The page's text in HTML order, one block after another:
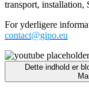
transport, installation,
For yderligere
contact@gipo.eu
Dette indhold er